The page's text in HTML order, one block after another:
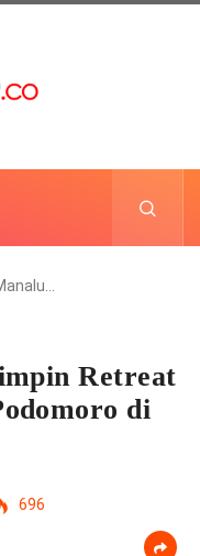
Retreat
di
696